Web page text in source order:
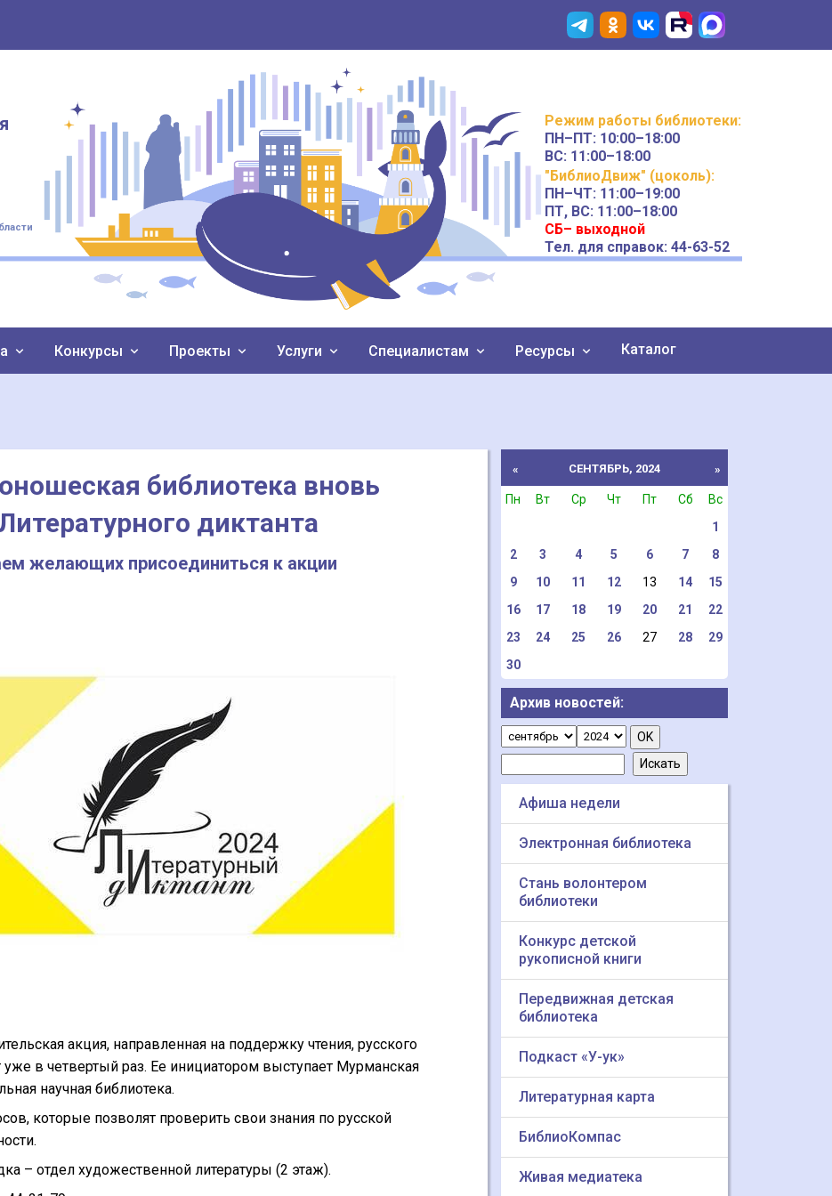
Режим работы библиотеки:
ПН–ПТ: 10:00–18:00
ВС: 11:00–18:00
"БиблиоДвиж" (цоколь):
ПН–ЧТ: 11:00–19:00
ПТ, ВС: 11:00–18:00
СБ– выходной
Тел. для справок: 44-63-52
Конкурсы Проекты Услуги Специалистам Ресурсы Каталог
библиотека вновь
диктанта
желающих присоединиться к акции
акция, направленная на поддержку чтения, русского
уже в четвертый раз. Ее инициатором выступает Мурманская
научная библиотека.
которые позволят проверить свои знания по русской
– отдел художественной литературы (2 этаж).
« СЕНТЯБРЬ, 2024 »
Пн Вт Ср Чт Пт Сб
Вс
1
2
3 4 5 6 7
8
9
10 11 12 13 14
15
16
17 18 19 20 21
22
23
24 25 26 27 28
29
30
Архив новостей:
Афиша недели
Электронная библиотека
Стань волонтером
библиотеки
Конкурс детской
рукописной книги
Передвижная детская
библиотека
Подкаст «У-ук»
Литературная карта
БиблиоКомпас
Живая медиатека